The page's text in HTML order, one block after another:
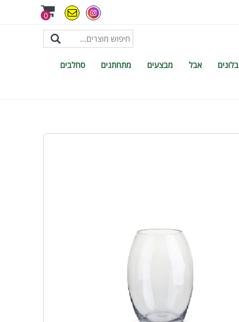
0
בלונים אבל מבצעים מתחתנים סחלבים